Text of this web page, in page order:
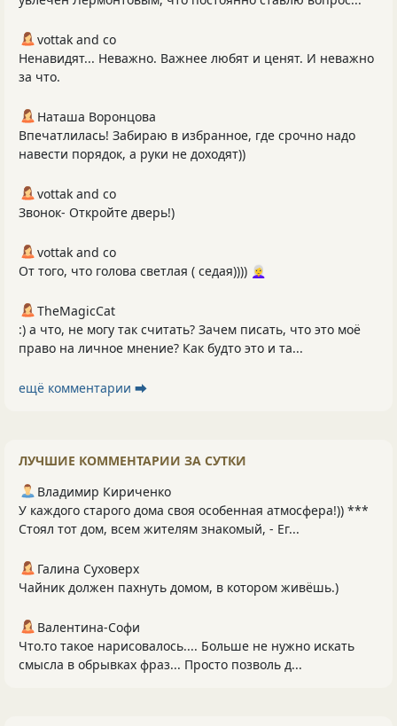
vottak and co
Ненавидят... Неважно. Важнее любят и ценят. И неважно
за что.
Наташа Воронцова
Впечатлилась! Забираю в избранное, где срочно надо
навести порядок, а руки не доходят))
vottak and co
Звонок- Откройте дверь!)
vottak and co
От того, что голова светлая ( седая)))) 👩‍🦳
TheMagicCat
:) а что, не могу так считать? Зачем писать, что это моё
право на личное мнение? Как будто это и та...
ещё комментарии ⮕
ЛУЧШИЕ КОММЕНТАРИИ ЗА СУТКИ
Владимир Кириченко
У каждого старого дома своя особенная атмосфера!)) ***
Стоял тот дом, всем жителям знакомый, - Ег...
Галина Суховерх
Чайник должен пахнуть домом, в котором живёшь.)
Валентина-Софи
Что.то такое нарисовалось.... Больше не нужно искать
смысла в обрывках фраз... Просто позволь д...